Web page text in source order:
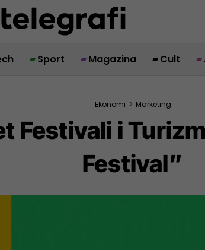
Sport Magazina Cult
Ekonomi > Marketing
Festivali i
Festival”